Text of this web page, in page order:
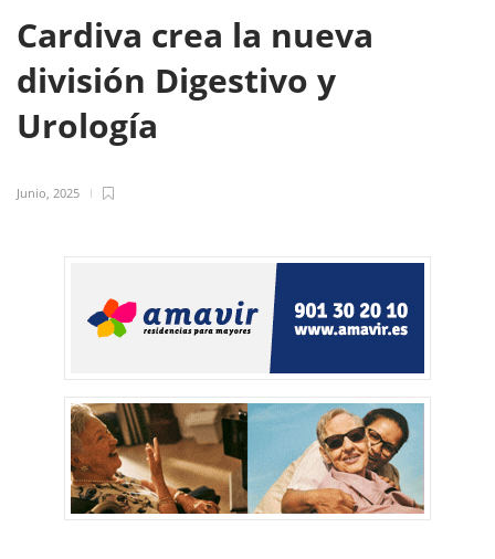
Cardiva crea la nueva
división Digestivo y
Urología
Junio, 2025